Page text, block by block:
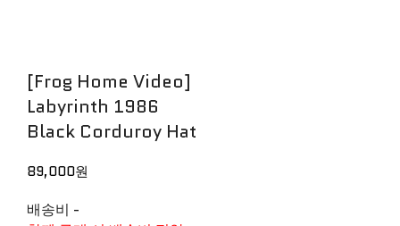
[Frog Home Video]
Labyrinth 1986
Black Corduroy Hat
89,000원
배송비 -